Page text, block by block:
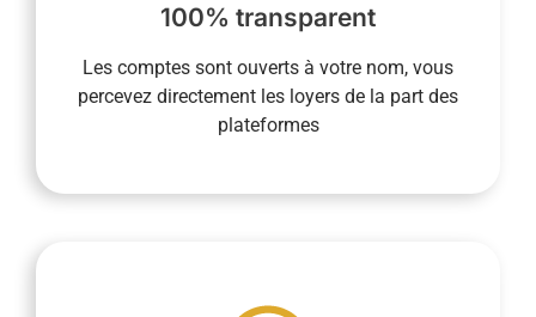
100% transparent
Les comptes sont ouverts à votre nom, vous
percevez directement les loyers de la part des
plateformes
La transparence est essentielle pour nous.
Les comptes ouverts à votre nom vous
permettent d’être le destinataire direct des
de la commission dans un second temps. De